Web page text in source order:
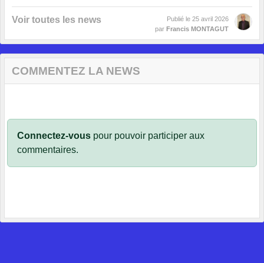
Voir toutes les news Publié le 25 avril 2026
par Francis MONTAGUT
COMMENTEZ LA NEWS
Connectez-vous pour pouvoir participer aux
commentaires.